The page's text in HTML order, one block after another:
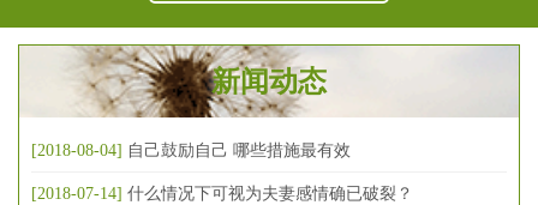
新闻动态
[2018-08-04] 自己鼓励自己 哪些措施最有效
[2018-07-14] 什么情况下可视为夫妻感情确已破裂？